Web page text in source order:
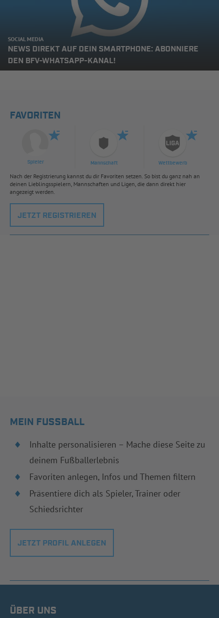
SOCIAL MEDIA
NEWS DIREKT AUF DEIN SMARTPHONE: ABONNIERE
DEN BFV-WHATSAPP-KANAL!
FAVORITEN
Spieler Mannschaft Wettbewerb
Nach der Registrierung kannst du dir Favoriten setzen. So bist du ganz nah an
deinen Lieblingsspielern, Mannschaften und Ligen, die dann direkt hier
angezeigt werden.
JETZT REGISTRIEREN
MEIN FUSSBALL
Inhalte personalisieren – Mache diese Seite zu
deinem Fußballerlebnis
Favoriten anlegen, Infos und Themen filtern
Präsentiere dich als Spieler, Trainer oder
Schiedsrichter
JETZT PROFIL ANLEGEN
ÜBER UNS